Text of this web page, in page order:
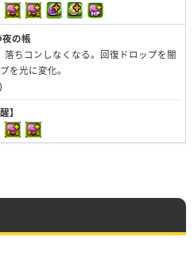
夜の帳
落ちコンしなくなる。回復ドロップを闇
を光に変化。
】